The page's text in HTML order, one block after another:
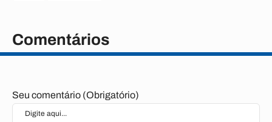
Comentários
Seu comentário (Obrigatório)